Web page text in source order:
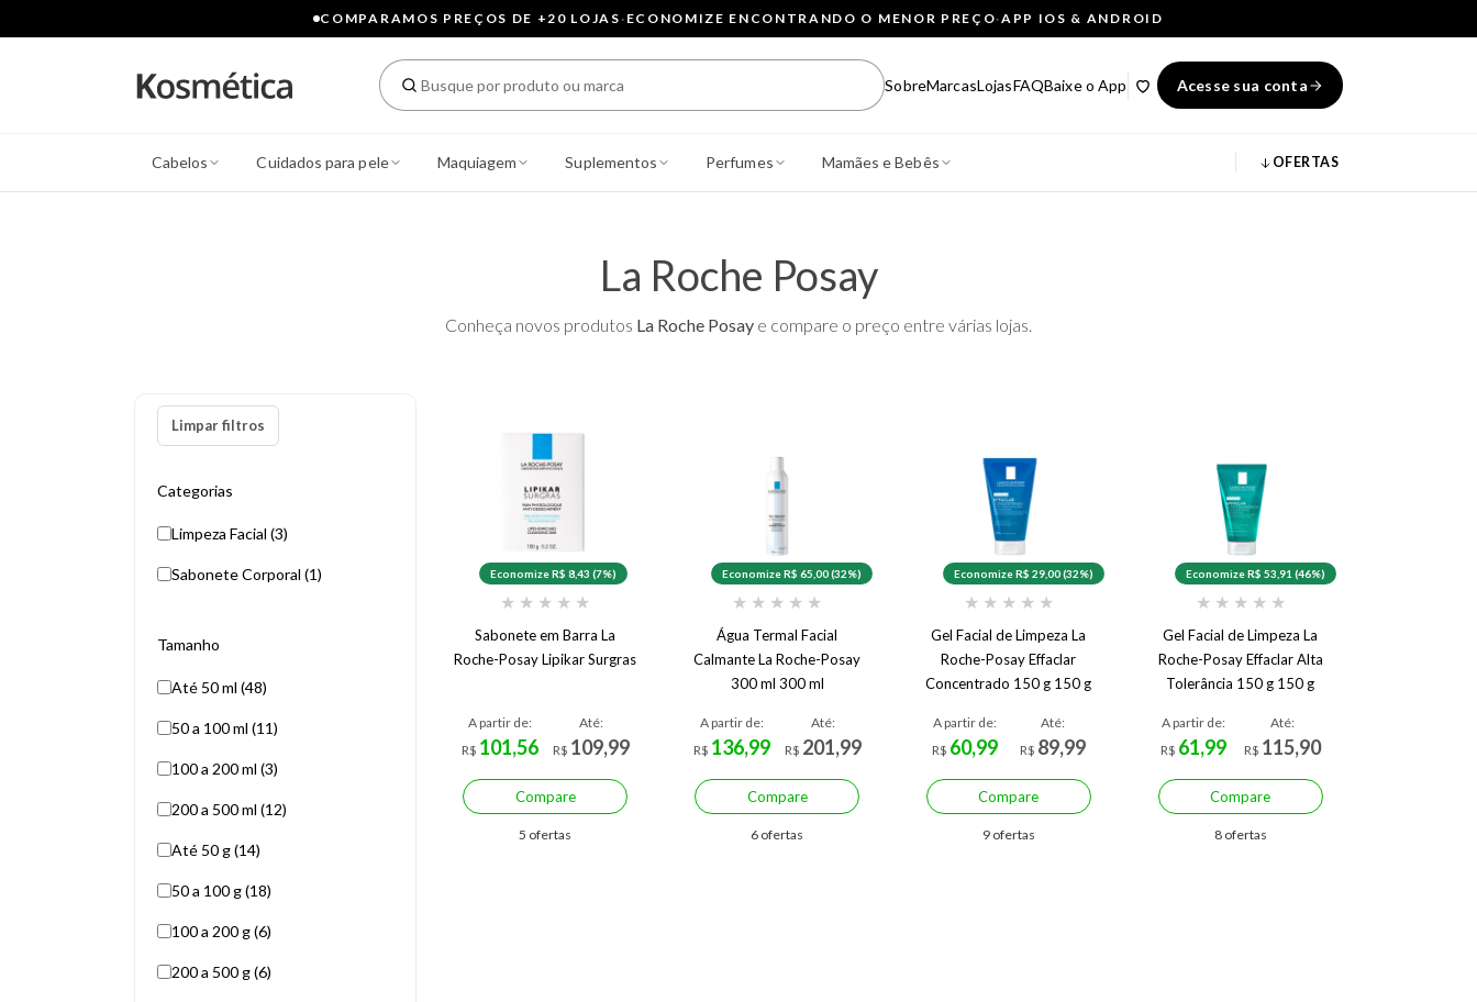
COMPARAMOS PREÇOS DE +20 LOJAS· ECONOMIZE ENCONTRANDO O MENOR PREÇO·APP IOS & ANDROID
SobreMarcasLojasFAQBaixe o App Acesse sua conta
Cabelos Cuidados para pele Maquiagem Suplementos Perfumes Mamães e Bebês OFERTAS
La Roche Posay
Conheça novos produtos La Roche Posay e compare o preço entre várias lojas.
Limpar filtros
Categorias
Limpeza Facial (3)
Sabonete Corporal (1)
Tamanho
Até 50 ml (48)
50 a 100 ml (11)
100 a 200 ml (3)
200 a 500 ml (12)
Até 50 g (14)
50 a 100 g (18)
100 a 200 g (6)
200 a 500 g (6)
Economize R$ 8,43 (7%)
★ ★ ★ ★ ★
Sabonete em Barra La
Roche-Posay Lipikar Surgras
A partir de:
R$ 101,56
Até:
R$ 109,99
Compare
5 ofertas
Economize R$ 65,00 (32%)
★ ★ ★ ★ ★
Água Termal Facial
Calmante La Roche-Posay
300 ml 300 ml
A partir de:
R$ 136,99
Até:
R$ 201,99
Compare
6 ofertas
Economize R$ 29,00 (32%)
★ ★ ★ ★ ★
Gel Facial de Limpeza La
Roche-Posay Effaclar
Concentrado 150 g 150 g
A partir de:
R$ 60,99
Até:
R$ 89,99
Compare
9 ofertas
Economize R$ 53,91 (46%)
★ ★ ★ ★ ★
Gel Facial de Limpeza La
Roche-Posay Effaclar Alta
Tolerância 150 g 150 g
A partir de:
R$ 61,99
Até:
R$ 115,90
Compare
8 ofertas